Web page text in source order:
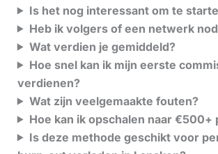
Is het nog interessant om te
Heb ik volgers of een netwerk
Wat verdien je gemiddeld?
Hoe snel kan ik mijn eerste
verdienen?
Wat zijn veelgemaakte fouten?
Hoe kan ik opschalen naar €500+
Is deze methode geschikt voor